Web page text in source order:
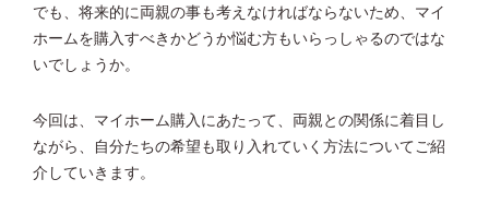
でも、将来的に両親の事も考えなければならないため、マイ
ホームを購入すべきかどうか悩む方もいらっしゃるのではな
いでしょうか。
今回は、マイホーム購入にあたって、両親との関係に着目し
ながら、自分たちの希望も取り入れていく方法についてご紹
介していきます。